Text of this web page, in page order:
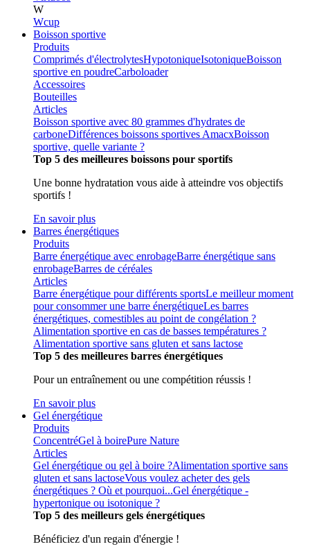
W
Wcup
Boisson sportive
Produits
Comprimés d'électrolytesHypotoniqueIsotoniqueBoisson
sportive en poudreCarboloader
Accessoires
Bouteilles
Articles
Boisson sportive avec 80 grammes d'hydrates de
carboneDifférences boissons sportives AmacxBoisson
sportive, quelle variante ?
Top 5 des meilleures boissons pour sportifs
Une bonne hydratation vous aide à atteindre vos objectifs
sportifs !
En savoir plus
Barres énergétiques
Produits
Barre énergétique avec enrobageBarre énergétique sans
enrobageBarres de céréales
Articles
Barre énergétique pour différents sportsLe meilleur moment
pour consommer une barre énergétiqueLes barres
énergétiques, comestibles au point de congélation ?
Alimentation sportive en cas de basses températures ?
Alimentation sportive sans gluten et sans lactose
Top 5 des meilleures barres énergétiques
Pour un entraînement ou une compétition réussis !
En savoir plus
Gel énergétique
Produits
ConcentréGel à boirePure Nature
Articles
Gel énergétique ou gel à boire ?Alimentation sportive sans
gluten et sans lactoseVous voulez acheter des gels
énergétiques ? Où et pourquoi...Gel énergétique -
hypertonique ou isotonique ?
Top 5 des meilleurs gels énergétiques
Bénéficiez d'un regain d'énergie !